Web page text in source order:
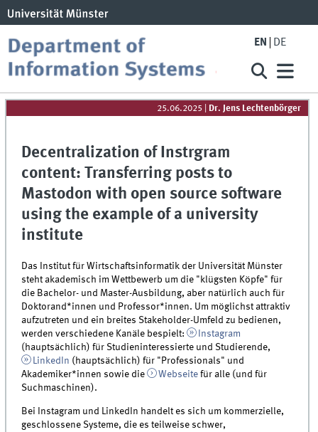
EN DE
25.06.2025 Dr. Jens Lechtenbörger
Decentralization of Instrgram
content: Transferring posts to
Mastodon with open source software
using the example of a university
institute
Das Institut für Wirtschaftsinformatik der Universität Münster
steht akademisch im Wettbewerb um die "klügsten Köpfe" für
die Bachelor- und Master-Ausbildung, aber natürlich auch für
Doktorand*innen und Professor*innen. Um möglichst attraktiv
aufzutreten und ein breites Stakeholder-Umfeld zu bedienen,
werden verschiedene Kanäle bespielt:
Instagram
(hauptsächlich) für Studieninteressierte und Studierende,
LinkedIn (hauptsächlich) für "Professionals" und
Akademiker*innen sowie die
Webseitefür alle (und für
Suchmaschinen).
Bei Instagram und LinkedIn handelt es sich um kommerzielle,
geschlossene Systeme, die es teilweise schwer,